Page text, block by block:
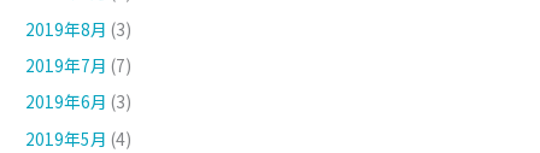
2019年8月 (3)
2019年7月 (7)
2019年6月 (3)
2019年5月 (4)